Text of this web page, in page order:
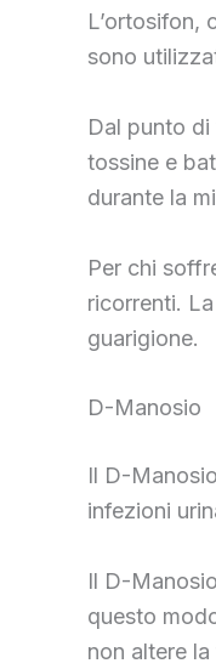
L’ortosifon,
sono
Dal punto
tossine e
durante la
Per chi
ricorrenti.
guarigione.
D-Manosio
Il D-
infezioni
Il D-
questo
non altere